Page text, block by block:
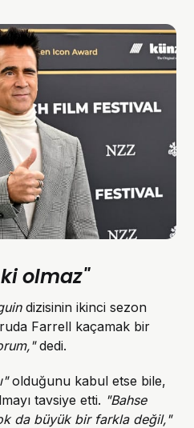
olmaz"
dizisinin ikinci sezon
Farrell kaçamak bir
dedi.
olduğunu kabul etse bile,
tavsiye etti. "Bahse
da büyük bir farkla değil,"